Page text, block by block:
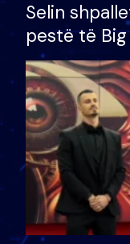
Selin
pestë të
çmimin e